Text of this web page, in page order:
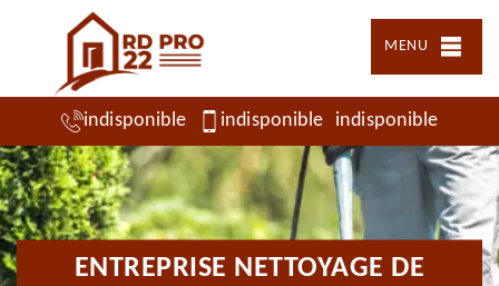
MENU
indisponible indisponible indisponible
ENTREPRISE NETTOYAGE DE